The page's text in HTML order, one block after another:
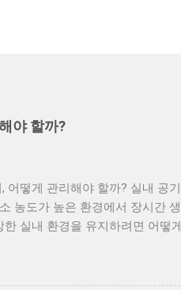
야 할까?
어떻게 관리해야 할까? 실내 공
농도가 높은 환경에서 장시간
한 실내 환경을 유지하려면 어떻
분간 맞통풍이 되도록 창문
질이 나쁜 날, 특히 미세먼지 농